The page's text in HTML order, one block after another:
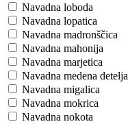
Navadna loboda
Navadna lopatica
Navadna madronščica
Navadna mahonija
Navadna marjetica
Navadna medena detelja
Navadna migalica
Navadna mokrica
Navadna nokota